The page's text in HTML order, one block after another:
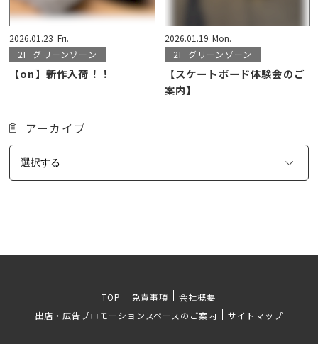
2026.01.23 Fri.
2F グリーンゾーン
【on】新作入荷！！
2026.01.19 Mon.
2F グリーンゾーン
【スケートボード体験会のご
案内】
アーカイブ
TOP 免責事項
会社概要
出店・広告プロモーションスペースのご案内
サイトマップ